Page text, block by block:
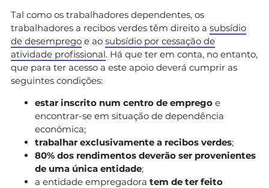
Tal como os trabalhadores dependentes, os
trabalhadores a recibos verdes têm direito a subsídio
de desemprego e ao subsídio por cessação de
atividade profissional. Há que ter em conta, no entanto,
que para ter acesso a este apoio deverá cumprir as
seguintes condições:
estar inscrito num centro de emprego e
encontrar-se em situação de dependência
económica;
trabalhar exclusivamente a recibos verdes;
80% dos rendimentos deverão ser provenientes
de uma única entidade;
a entidade empregadora tem de ter feito